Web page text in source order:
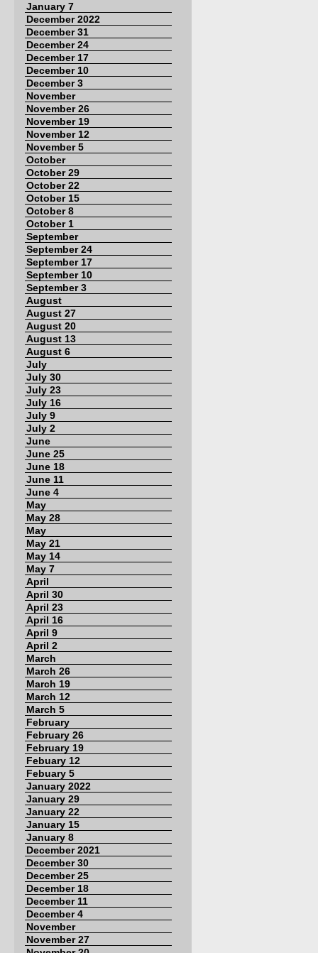
January 7
December 2022
December 31
December 24
December 17
December 10
December 3
November
November 26
November 19
November 12
November 5
October
October 29
October 22
October 15
October 8
October 1
September
September 24
September 17
September 10
September 3
August
August 27
August 20
August 13
August 6
July
July 30
July 23
July 16
July 9
July 2
June
June 25
June 18
June 11
June 4
May
May 28
May
May 21
May 14
May 7
April
April 30
April 23
April 16
April 9
April 2
March
March 26
March 19
March 12
March 5
February
February 26
February 19
Febuary 12
Febuary 5
January 2022
January 29
January 22
January 15
January 8
December 2021
December 30
December 25
December 18
December 11
December 4
November
November 27